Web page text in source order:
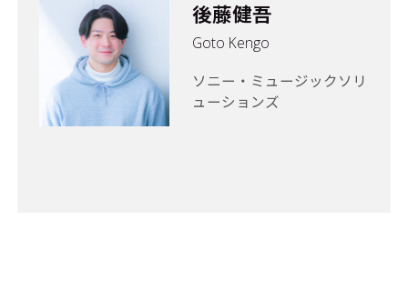
後藤健吾
Goto Kengo
ソニー・ミュージックソリ
ューションズ